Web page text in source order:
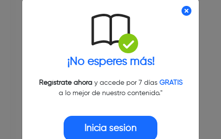
¡No esperes más!
Regístrate ahoray accede por 7 días GRATIS
a lo mejor de nuestro contenido."
Inicia sesión